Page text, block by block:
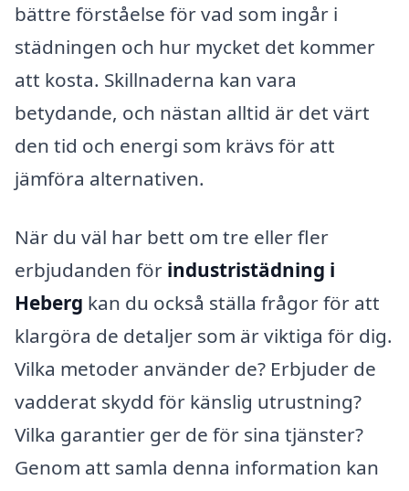
bättre förståelse för vad som ingår i
städningen och hur mycket det kommer
att kosta. Skillnaderna kan vara
betydande, och nästan alltid är det värt
den tid och energi som krävs för att
jämföra alternativen.
När du väl har bett om tre eller fler
erbjudanden för industristädning i
Heberg kan du också ställa frågor för att
klargöra de detaljer som är viktiga för dig.
Vilka metoder använder de? Erbjuder de
vadderat skydd för känslig utrustning?
Vilka garantier ger de för sina tjänster?
Genom att samla denna information kan